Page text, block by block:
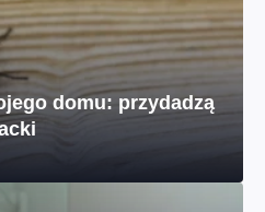
domu: przydadzą